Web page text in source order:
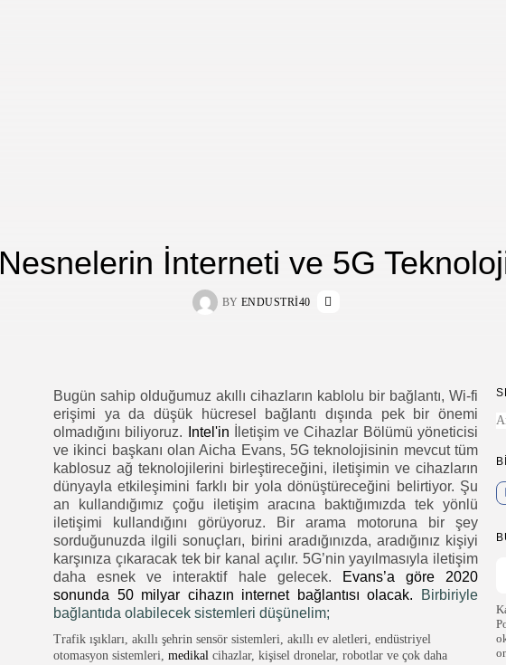
Nesnelerin İnterneti ve 5G
BY ENDUSTRI40
Bugün sahip olduğumuz akıllı cihazların kablolu bir bağlantı, Wi-fi
erişimi ya da düşük hücresel bağlantı dışında pek bir önemi
olmadığını biliyoruz.
Intel'in İletişim ve Cihazlar Bölümü yöneticisi
ve ikinci başkanı olan Aicha Evans, 5G teknolojisinin mevcut tüm
kablosuz ağ teknolojilerini birleştireceğini, iletişimin ve cihazların
dünyayla etkileşimini farklı bir yola dönüştüreceğini belirtiyor. Şu
an kullandığımız çoğu iletişim aracına baktığımızda tek yönlü
iletişimi kullandığını görüyoruz. Bir arama motoruna bir şey
sorduğunuzda ilgili sonuçları, birini aradığınızda, aradığınız kişiyi
karşınıza çıkaracak tek bir kanal açılır. 5G’nin yayılmasıyla iletişim
daha esnek ve interaktif hale gelecek.
Evans’a göre 2020
sonunda 50 milyar cihazın internet bağlantısı olacak.
Birbiriyle
bağlantıda olabilecek sistemleri düşünelim;
Trafik ışıkları, akıllı şehrin sensör sistemleri, akıllı ev aletleri, endüstriyel
otomasyon sistemleri, medikal cihazlar, kişisel dronelar, robotlar ve çok daha